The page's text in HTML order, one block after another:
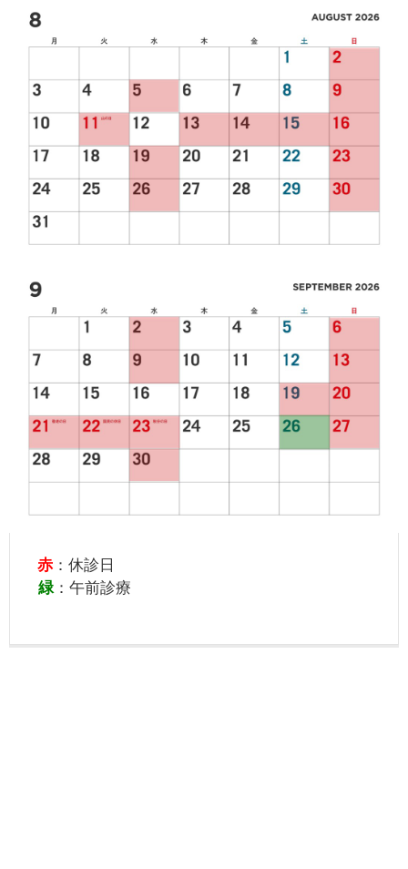
赤 ：休診日
緑 ：午前診療